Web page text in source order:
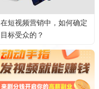
在短视频营销中，如何确定
目标受众的？